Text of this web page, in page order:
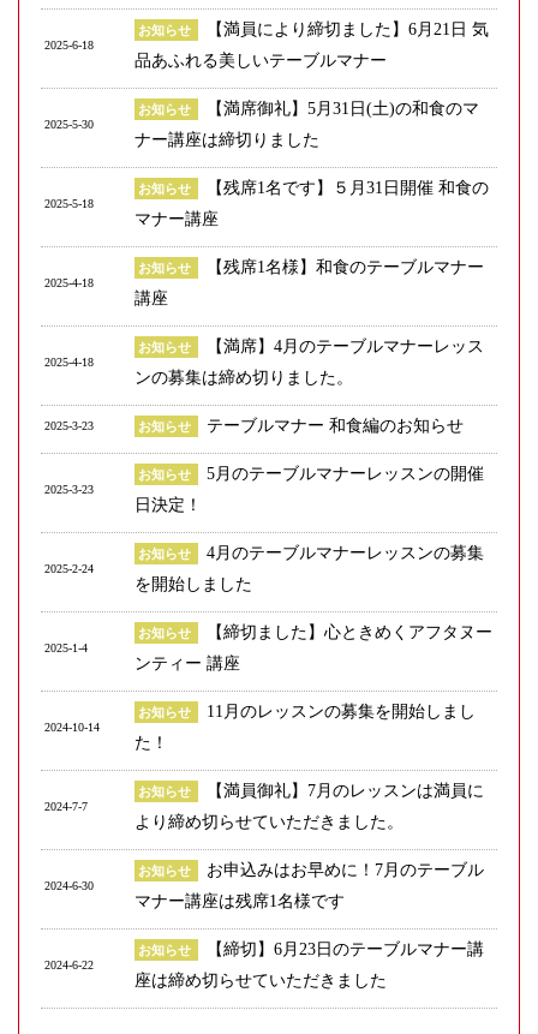
2025-6-18
お知らせ
【満員により締切ました】6月21日 気
品あふれる美しいテーブルマナー
2025-5-30
お知らせ
【満席御礼】5月31日(土)の和食のマ
ナー講座は締切りました
2025-5-18
お知らせ
【残席1名です】５月31日開催 和食の
マナー講座
2025-4-18
お知らせ
【残席1名様】和食のテーブルマナー
講座
2025-4-18
お知らせ
【満席】4月のテーブルマナーレッス
ンの募集は締め切りました。
2025-3-23 お知らせ テーブルマナー 和食編のお知らせ
2025-3-23
お知らせ
5月のテーブルマナーレッスンの開催
日決定！
2025-2-24
お知らせ
4月のテーブルマナーレッスンの募集
を開始しました
2025-1-4
お知らせ
【締切ました】心ときめくアフタヌー
ンティー 講座
2024-10-14
お知らせ
11月のレッスンの募集を開始しまし
た！
2024-7-7
お知らせ
【満員御礼】7月のレッスンは満員に
より締め切らせていただきました。
2024-6-30
お知らせ
お申込みはお早めに！7月のテーブル
マナー講座は残席1名様です
2024-6-22
お知らせ
【締切】6月23日のテーブルマナー講
座は締め切らせていただきました